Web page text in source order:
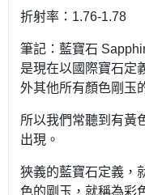
折射率：1.76-1.78
筆記：藍寶石
是現在以國際寶石定
外其他所有顏色剛玉
所以我們常聽到有黃
出現。
狹義的藍寶石定義，
色的剛玉，就稱為彩